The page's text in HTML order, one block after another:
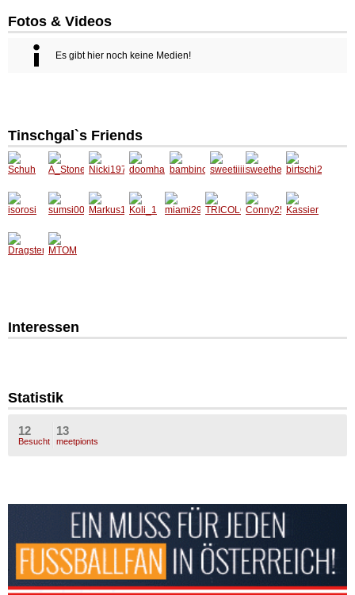
Fotos & Videos
Es gibt hier noch keine Medien!
Tinschgal`s Friends
Interessen
Statistik
12
Besucht
13
meetpionts